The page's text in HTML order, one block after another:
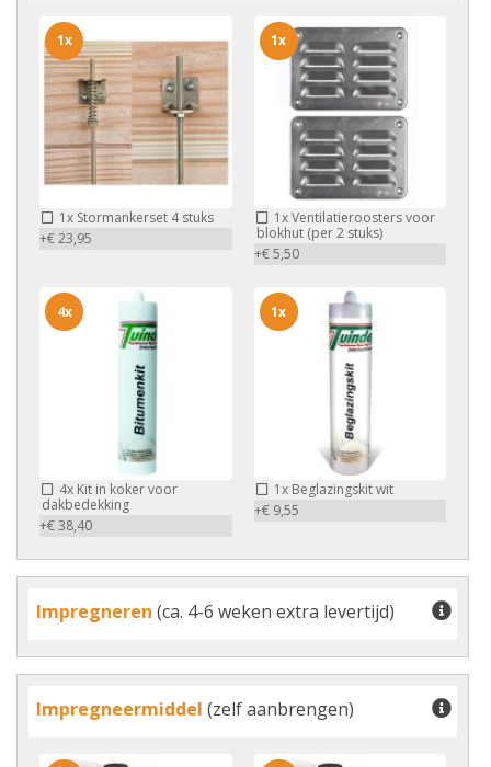
1x Stormankerset 4 stuks
+€ 23,95
1x
1xVentilatieroosters voor
blokhut (per 2 stuks)
+€ 5,50
1x
4x Kit in koker voor
dakbedekking
+€ 38,40
4x
1xBeglazingskit wit
+€ 9,55
1x
Impregneren (ca. 4-6 weken extra levertijd)
Impregneermiddel (zelf aanbrengen)